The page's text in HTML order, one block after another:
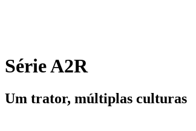
Série A2R
Um trator, múltiplas culturas